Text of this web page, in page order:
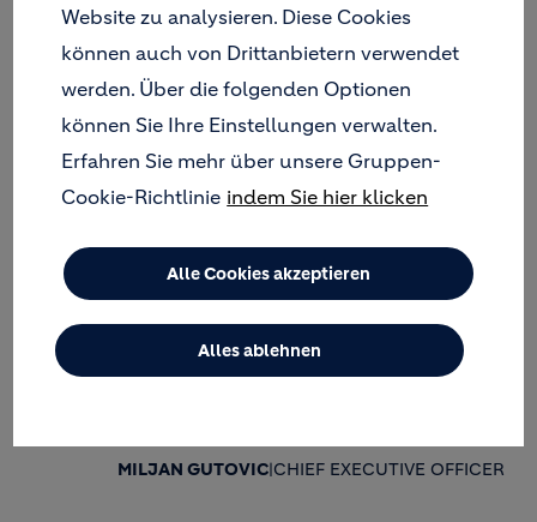
Holcim is best positioned
through NextGen Growth
2030 to benefit from the
shaping the future of
construction. With this new
strategy, we are unlocking
significant opportunities to
MILJAN GUTOVIC|CHIEF EXECUTIVE OFFICER
Website zu analysieren. Diese Cookies
können auch von Drittanbietern verwendet
werden. Über die folgenden Optionen
können Sie Ihre Einstellungen verwalten.
Erfahren Sie mehr über unsere Gruppen-
Cookie-Richtlinie indem Sie hier klicken
Alle Cookies akzeptieren
Alles ablehnen